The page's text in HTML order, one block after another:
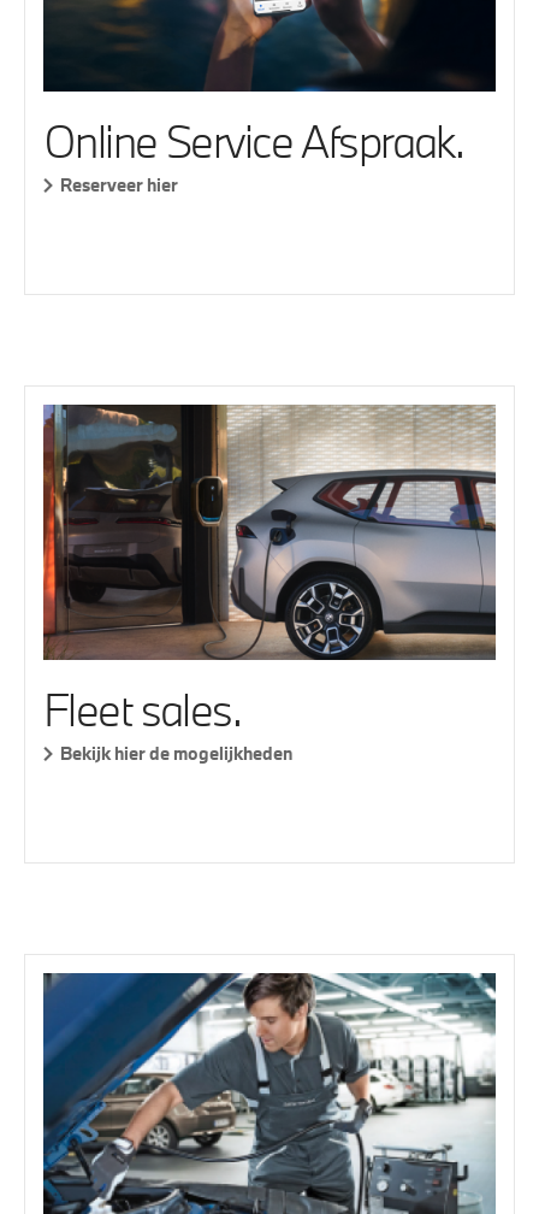
Online Service Afspraak.
Reserveer hier
Fleet sales.
Bekijk hier de mogelijkheden